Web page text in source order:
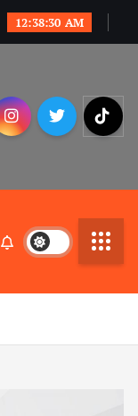
12:38:31 AM